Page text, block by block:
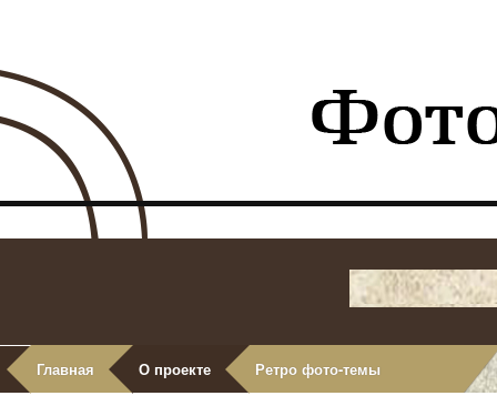
Главная О проекте Ретро фото-темы